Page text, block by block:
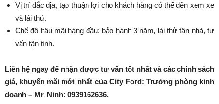
Vị trí đắc địa, tạo thuận lợi cho khách hàng có thể đến xem xe
và lái thử.
Chế độ hậu mãi hàng đầu: bảo hành 3 năm, lái thử tận nhà, tư
vấn tận tình.
Liên hệ ngay để nhận được tư vấn tốt nhất và các chính sách
giá, khuyến mãi mới nhất của City Ford: Trưởng phòng kinh
doanh – Mr. Ninh: 0939162636.